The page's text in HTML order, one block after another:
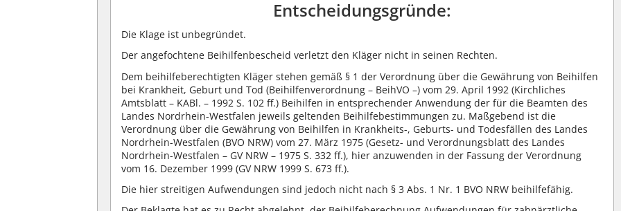
Entscheidungsgründe:
Die Klage ist unbegründet.
Der angefochtene Beihilfenbescheid verletzt den Kläger nicht in seinen Rechten.
Dem beihilfeberechtigten Kläger stehen gemäß § 1 der Verordnung über die Gewährung von Beihilfen
bei Krankheit, Geburt und Tod (Beihilfenverordnung – BeihVO –) vom 29. April 1992 (Kirchliches
Amtsblatt – KABl. – 1992 S. 102 ff.) Beihilfen in entsprechender Anwendung der für die Beamten des
Landes Nordrhein-Westfalen jeweils geltenden Beihilfebestimmungen zu. Maßgebend ist die
Verordnung über die Gewährung von Beihilfen in Krankheits-, Geburts- und Todesfällen des Landes
Nordrhein-Westfalen (BVO NRW) vom 27. März 1975 (Gesetz- und Verordnungsblatt des Landes
Nordrhein-Westfalen – GV NRW – 1975 S. 332 ff.), hier anzuwenden in der Fassung der Verordnung
vom 16. Dezember 1999 (GV NRW 1999 S. 673 ff.).
Die hier streitigen Aufwendungen sind jedoch nicht nach § 3 Abs. 1 Nr. 1 BVO NRW beihilfefähig.